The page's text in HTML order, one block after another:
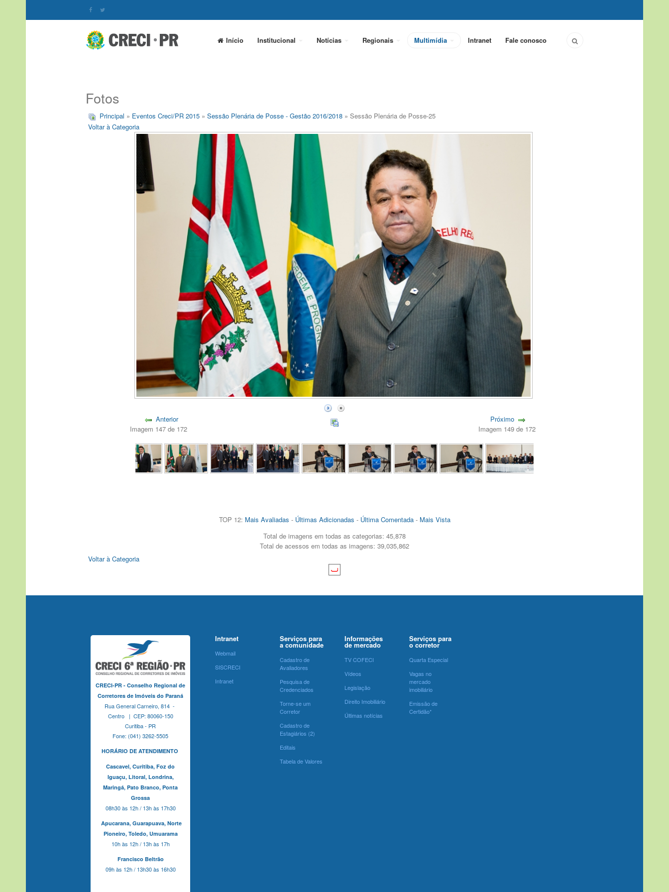
Início Institucional Notícias Regionais Multimídia Intranet Fale conosco
Fotos
Principal » Eventos Creci/PR 2015 » Sessão Plenária de Posse - Gestão 2016/2018 » Sessão Plenária de Posse-25
Voltar à Categoria
Anterior
Imagem 147 de 172
Próximo
Imagem 149 de 172
TOP 12: Mais Avaliadas - Últimas Adicionadas - Última Comentada- Mais Vista
Total de imagens em todas as categorias: 45,878
Total de acessos em todas as imagens: 39,035,862
Voltar à Categoria
CRECI-PR - Conselho Regional de
Corretores de Imóveis do Paraná
Rua General Carneiro, 814 -
Centro | CEP: 80060-150
Curitiba - PR
Fone: (041) 3262-5505
HORÁRIO DE ATENDIMENTO
Cascavel, Curitiba, Foz do
Iguaçu, Litoral, Londrina,
Maringá, Pato Branco, Ponta
Grossa
08h30 às 12h / 13h às 17h30
Apucarana, Guarapuava, Norte
Pioneiro, Toledo, Umuarama
10h às 12h / 13h às 17h
Francisco Beltrão
09h às 12h / 13h30 às 16h30
Intranet
Webmail
SISCRECI
Intranet
Serviços para
a comunidade
Cadastro de
Avaliadores
Pesquisa de
Credenciados
Torne-se um
Corretor
Cadastro de
Estagiários (2)
Editais
Tabela de Valores
Informações
de mercado
TV COFECI
Vídeos
Legislação
Direito Imobiliário
Últimas notícias
Serviços para
o corretor
Quarta Especial
Vagas no
mercado
imobiliário
Emissão de
Certidão*